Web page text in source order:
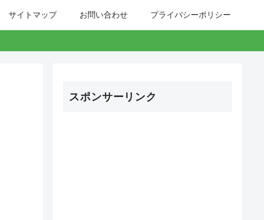
サイトマップ お問い合わせ プライバシーポリシー
スポンサーリンク